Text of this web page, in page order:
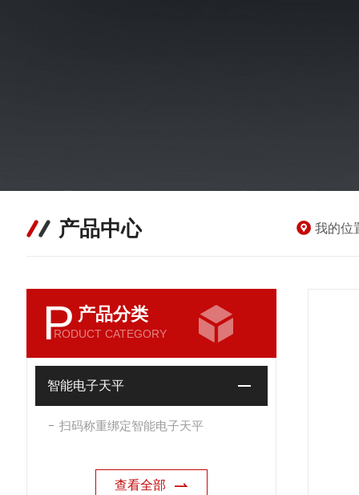
产品中心 我的位
P 产品分类
RODUCT CATEGORY
智能电子天平
扫码称重绑定智能电子天平
查看全部